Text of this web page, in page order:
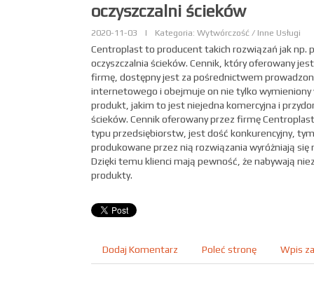
oczyszczalni ścieków
2020-11-03 | Kategoria: Wytwórczość / Inne Usługi
Centroplast to producent takich rozwiązań jak np.
oczyszczalnia ścieków. Cennik, który oferowany
firmę, dostępny jest za pośrednictwem
internetowego i obejmuje on nie tylko wymieniony
produkt, jakim to jest niejedna komercyjna i
ścieków. Cennik oferowany przez firmę
typu przedsiębiorstw, jest dość konkurencyjny,
produkowane przez nią rozwiązania wyróżniają się
Dzięki temu klienci mają pewność, że nabywają
produkty.
Dodaj Komentarz Poleć stronę Wpis